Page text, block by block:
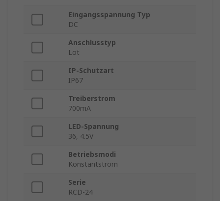
Eingangsspannung Typ
DC
Anschlusstyp
Lot
IP-Schutzart
IP67
Treiberstrom
700mA
LED-Spannung
36, 4.5V
Betriebsmodi
Konstantstrom
Serie
RCD-24